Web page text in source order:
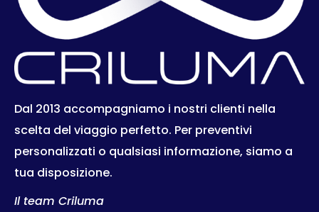
Dal 2013 accompagniamo i nostri clienti nella
scelta del viaggio perfetto. Per preventivi
personalizzati o qualsiasi informazione, siamo a
tua disposizione.
Il team Criluma